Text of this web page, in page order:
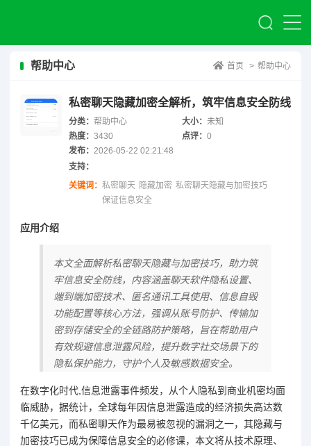
帮助中心 首页 > 帮助中心
私密聊天隐藏加密全解析，筑牢信息安全防线
分类： 帮助中心 大小：未知
热度： 3430 点评：0
发布： 2026-05-22 02:21:48
支持：
关键词： 私密聊天 隐藏加密 私密聊天隐藏与加密技巧
保证信息安全
应用介绍
本文全面解析私密聊天隐藏与加密技巧，助力筑
牢信息安全防线，内容涵盖聊天软件隐私设置、
端到端加密技术、匿名通讯工具使用、信息自毁
功能配置等核心方法，强调从账号防护、传输加
密到存储安全的全链路防护策略，旨在帮助用户
有效规避信息泄露风险，提升数字社交场景下的
隐私保护能力，守护个人及敏感数据安全。
在数字化时代,信息泄露事件频发，从个人隐私到商业机密均面
临威胁，据统计，全球每年因信息泄露造成的经济损失高达数
千亿美元，而私密聊天作为最易被忽视的漏洞之一，其隐藏与
加密技巧已成为保障信息安全的必修课，本文将从技术原理、